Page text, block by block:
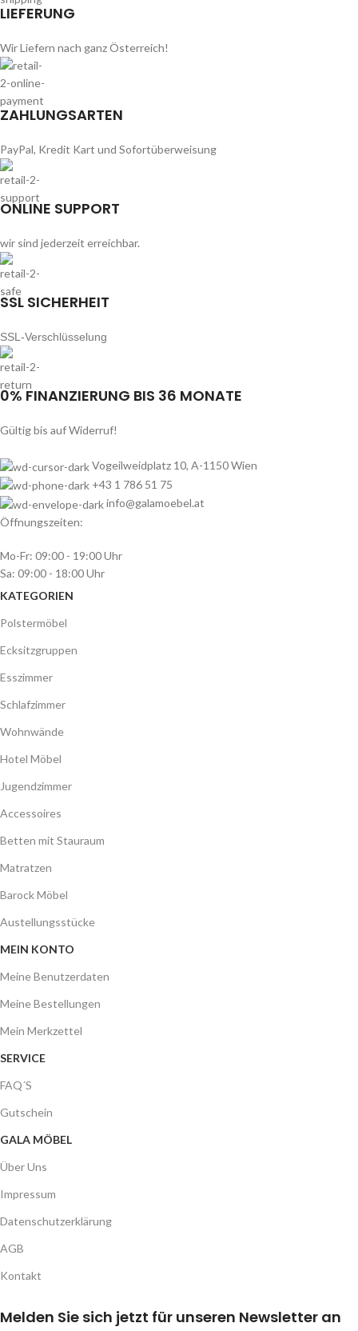
LIEFERUNG
Wir Liefern nach ganz Österreich!
ZAHLUNGSARTEN
PayPal, Kredit Kart und Sofortüberweisung
ONLINE SUPPORT
wir sind jederzeit erreichbar.
SSL SICHERHEIT
SSL-Verschlüsselung
0% FINANZIERUNG BIS 36 MONATE
Gültig bis auf Widerruf!
Vogeilweidplatz 10, A-1150 Wien
+43 1 786 51 75
info@galamoebel.at
Öffnungszeiten:
Mo-Fr: 09:00 - 19:00 Uhr
Sa: 09:00 - 18:00 Uhr
KATEGORIEN
Polstermöbel
Ecksitzgruppen
Esszimmer
Schlafzimmer
Wohnwände
Hotel Möbel
Jugendzimmer
Accessoires
Betten mit Stauraum
Matratzen
Barock Möbel
Austellungsstücke
MEIN KONTO
Meine Benutzerdaten
Meine Bestellungen
Mein Merkzettel
SERVICE
FAQ´S
Gutschein
GALA MÖBEL
Über Uns
Impressum
Datenschutzerklärung
AGB
Kontakt
Melden Sie sich jetzt für unseren Newsletter an